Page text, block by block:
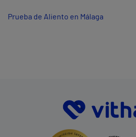
Prueba de Aliento en Málaga